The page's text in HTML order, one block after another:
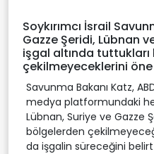
Soykırımcı İsrail
Gazze Şeridi, Lübnan
işgal altında
çekilmeyeceklerini
Savunma Bakanı Katz,
medya platformundaki
Lübnan, Suriye ve Gazze
bölgelerden
da işgalin süreceğini